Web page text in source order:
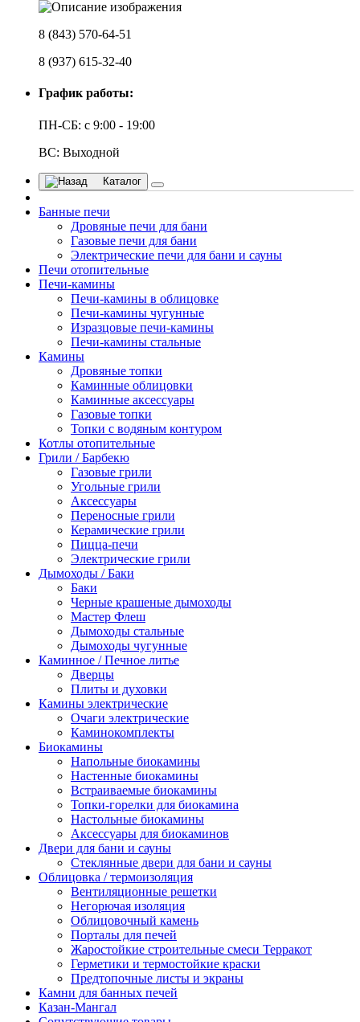
8 (843) 570-64-51
8 (937) 615-32-40
График работы:
ПН-СБ: с 9:00 - 19:00
ВС: Выходной
Каталог
Банные печи
Дровяные печи для бани
Газовые печи для бани
Электрические печи для бани и сауны
Печи отопительные
Печи-камины
Печи-камины в облицовке
Печи-камины чугунные
Изразцовые печи-камины
Печи-камины стальные
Камины
Дровяные топки
Каминные облицовки
Каминные аксессуары
Газовые топки
Топки с водяным контуром
Котлы отопительные
Грили / Барбекю
Газовые грили
Угольные грили
Аксессуары
Переносные грили
Керамические грили
Пицца-печи
Электрические грили
Дымоходы / Баки
Баки
Черные крашеные дымоходы
Мастер Флеш
Дымоходы стальные
Дымоходы чугунные
Каминное / Печное литье
Дверцы
Плиты и духовки
Камины электрические
Очаги электрические
Каминокомплекты
Биокамины
Напольные биокамины
Настенные биокамины
Встраиваемые биокамины
Топки-горелки для биокамина
Настольные биокамины
Аксессуары для биокаминов
Двери для бани и сауны
Стеклянные двери для бани и сауны
Облицовка / термоизоляция
Вентиляционные решетки
Негорючая изоляция
Облицовочный камень
Порталы для печей
Жаростойкие строительные смеси Терракот
Герметики и термостойкие краски
Предтопочные листы и экраны
Камни для банных печей
Казан-Мангал